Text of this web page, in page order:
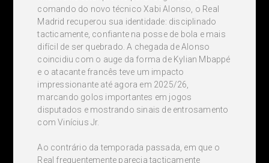
comando do novo técnico Xabi Alonso, o Real
Madrid recuperou sua identidade: disciplinado
tacticamente, confiante na posse de bola e mais
difícil de ser quebrado. A chegada de Alonso
coincidiu com o auge da forma de Kylian Mbappé
e o atacante francês teve um impacto
impressionante até agora em 2025/26,
marcando golos importantes em jogos
disputados e mostrando sinais de entrosamento
com Vinícius Jr.
Ao contrário da temporada passada, em que o
Real frequentemente parecia tacticamente